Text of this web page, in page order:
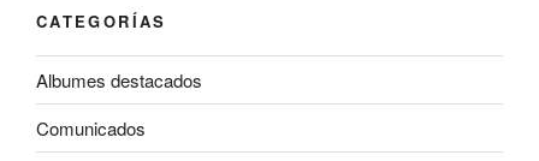
CATEGORÍAS
Albumes destacados
Comunicados